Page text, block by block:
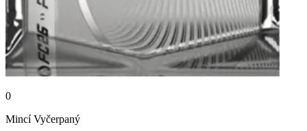
0
Mincí Vyčerpaný